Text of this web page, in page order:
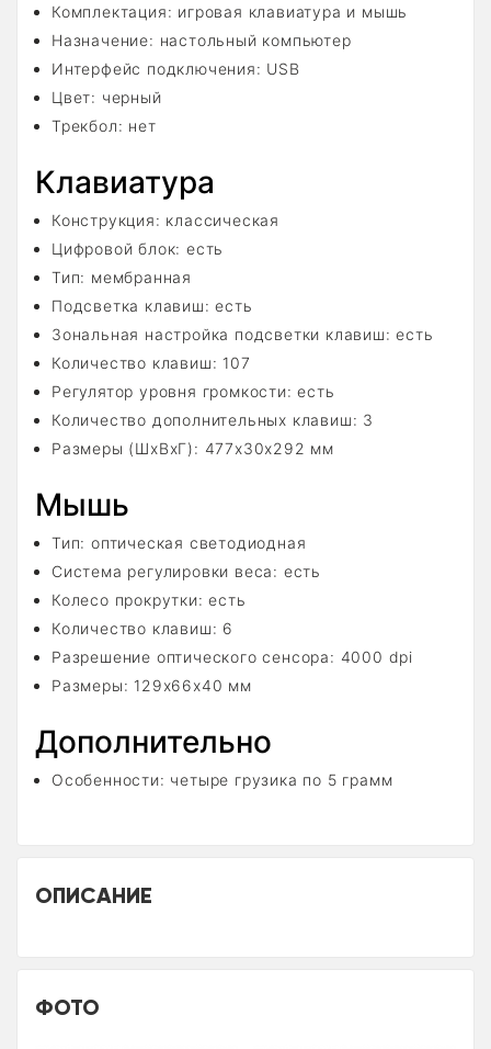
Комплектация: игровая клавиатура и мышь
Назначение: настольный компьютер
Интерфейс подключения: USB
Цвет: черный
Трекбол: нет
Клавиатура
Конструкция: классическая
Цифровой блок: есть
Тип: мембранная
Подсветка клавиш: есть
Зональная настройка подсветки клавиш: есть
Количество клавиш: 107
Регулятор уровня громкости: есть
Количество дополнительных клавиш: 3
Размеры (ШxВxГ): 477x30x292 мм
Мышь
Тип: оптическая светодиодная
Система регулировки веса: есть
Колесо прокрутки: есть
Количество клавиш: 6
Разрешение оптического сенсора: 4000 dpi
Размеры: 129x66x40 мм
Дополнительно
Особенности: четыре грузика по 5 грамм
ОПИСАНИЕ
ФОТО